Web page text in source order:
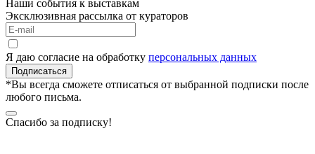
Наши события к выставкам
Эксклюзивная рассылка от кураторов
Я даю согласие на обработку персональных данных
Подписаться
*Вы всегда сможете отписаться от выбранной подписки после
любого письма.
Спасибо за подписку!